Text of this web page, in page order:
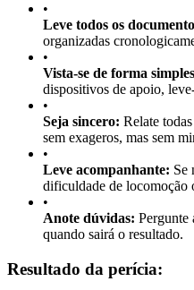
•
Leve todos os
organizadas
•
Vista-se de forma
dispositivos de apoio,
•
Seja sincero: Relate
sem exageros, mas sem
•
Leve acompanhante: Se
dificuldade de locomoção
•
Anote dúvidas: Pergunte
quando sairá o resultado.
Resultado da perícia: